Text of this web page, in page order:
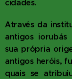
cidades.
Através da
antigos iorubás
sua própria
antigos heróis,
quais se